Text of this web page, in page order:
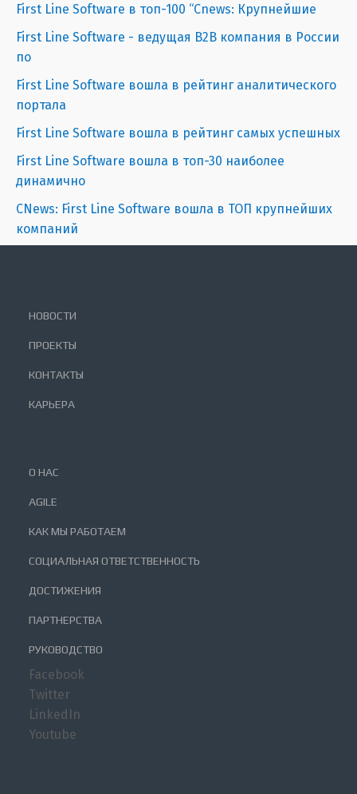
First Line Software в топ-100 “Сnews: Крупнейшие
First Line Software - ведущая B2B компания в России
по
First Line Software вошла в рейтинг аналитического
портала
First Line Software вошла в рейтинг самых успешных
First Line Software вошла в топ-30 наиболее
динамично
CNews: First Line Software вошла в ТОП крупнейших
компаний
НОВОСТИ
ПРОЕКТЫ
КОНТАКТЫ
КАРЬЕРА
О НАС
AGILE
КАК МЫ РАБОТАЕМ
СОЦИАЛЬНАЯ ОТВЕТСТВЕННОСТЬ
ДОСТИЖЕНИЯ
ПАРТНЕРСТВА
РУКОВОДСТВО
Facebook
Twitter
LinkedIn
Youtube